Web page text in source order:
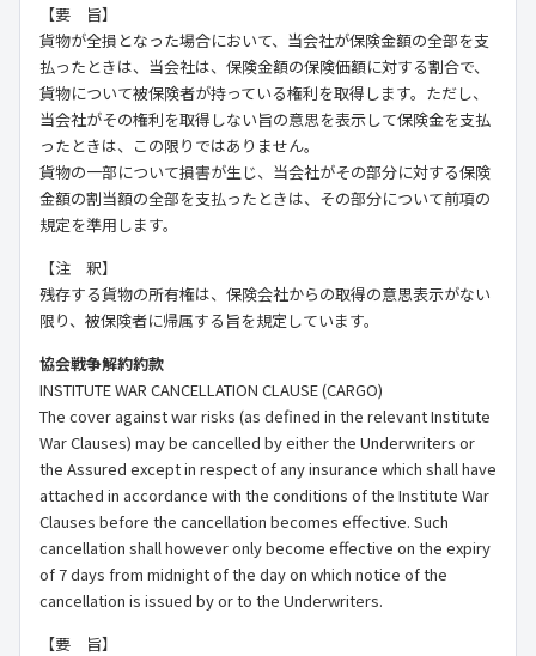
【要 旨】
貨物が全損となった場合において、当会社が保険金額の全部を支
払ったときは、当会社は、保険金額の保険価額に対する割合で、
貨物について被保険者が持っている権利を取得します。ただし、
当会社がその権利を取得しない旨の意思を表示して保険金を支払
ったときは、この限りではありません。
貨物の一部について損害が生じ、当会社がその部分に対する保険
金額の割当額の全部を支払ったときは、その部分について前項の
規定を準用します。
【注 釈】
残存する貨物の所有権は、保険会社からの取得の意思表示がない
限り、被保険者に帰属する旨を規定しています。
協会戦争解約約款
INSTITUTE WAR CANCELLATION CLAUSE (CARGO)
The cover against war risks (as defined in the relevant Institute
War Clauses) may be cancelled by either the Underwriters or
the Assured except in respect of any insurance which shall have
attached in accordance with the conditions of the Institute War
Clauses before the cancellation becomes effective. Such
cancellation shall however only become effective on the expiry
of 7 days from midnight of the day on which notice of the
cancellation is issued by or to the Underwriters.
【要 旨】